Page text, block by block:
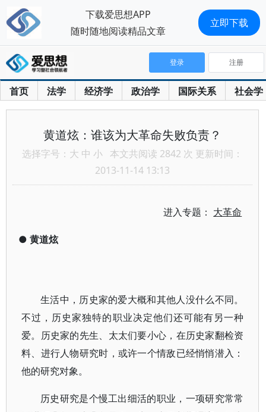
首页 法学 经济学 政治学 国际关系 社会学
登录 注册
黄道炫：谁该为大革命失败负责？
选择字号： 大 中 小 本文共阅读 2842 次 更新时间：
2013-11-14 13:13
进入专题： 大革命
● 黄道炫
生活中，历史家的爱大概和其他人没什么不同。
不过，历史家独特的职业决定他们还可能有另一种
爱。历史家的先生、太太们要小心，在历史家翻检资
料、进行人物研究时，或许一个情敌已经悄悄潜入：
他的研究对象。
历史研究是个慢工出细活的职业，一项研究常常
下载爱思想APP
随时随地阅读精品文章
立即下载